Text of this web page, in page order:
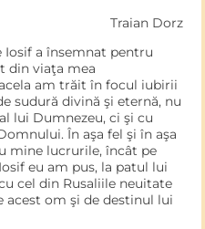
Traian Dorz
a însemnat pentru
din viaţa mea
am trăit în focul iubirii
sudură divină şi eternă, nu
lui Dumnezeu, ci şi cu
În aşa fel şi în aşa
mine lucrurile, încât pe
eu am pus, la patul lui
cel din Rusaliile neuitate
acest om şi de destinul lui